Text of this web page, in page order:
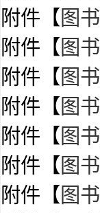
附件【 图
附件【 图
附件【 图
附件【 图
附件【 图
附件【 图
附件【 图